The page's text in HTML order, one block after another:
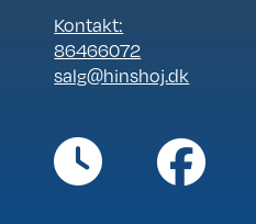
Kontakt:
86466072
salg@hinshoj.dk